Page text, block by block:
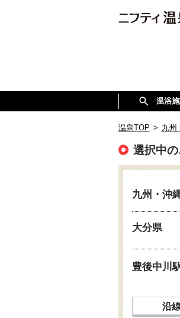
温浴
温泉TOP > 九州
選択中
九州・沖
大分県
豊後中川
沿